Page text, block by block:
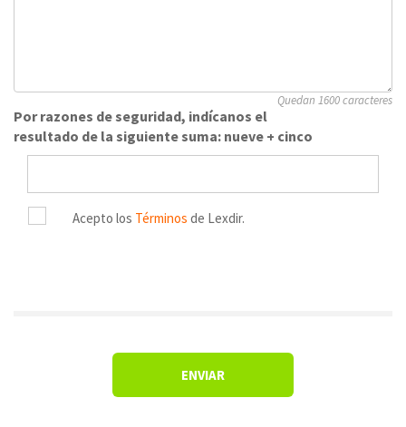
Quedan 1600 caracteres
Por razones de seguridad, indícanos el
resultado de la siguiente suma: nueve + cinco
Acepto los Términos de Lexdir.